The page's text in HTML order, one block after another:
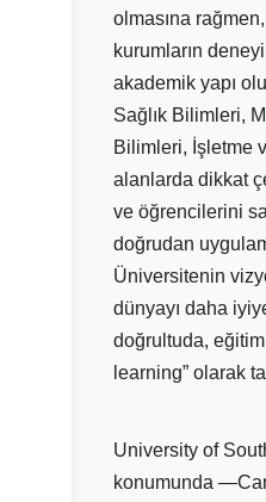
olmasına
kurumların
akademik yapı
Sağlık Bilimleri,
Bilimleri, İşletme
alanlarda dikkat
ve öğrencilerini
doğrudan
Üniversitenin
dünyayı daha
doğrultuda, eğitim
learning” olarak
University of
konumunda